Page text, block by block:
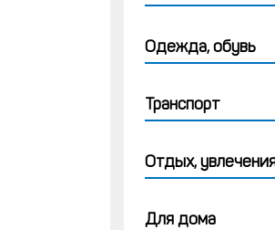
Одежда, обувь
Транспорт
Отдых,
Для дома